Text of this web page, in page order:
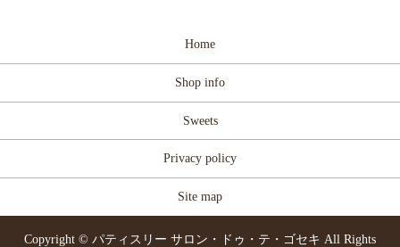
Home
Shop info
Sweets
Privacy policy
Site map
Copyright © パティスリー サロン・ドゥ・テ・ゴセキ All Rights